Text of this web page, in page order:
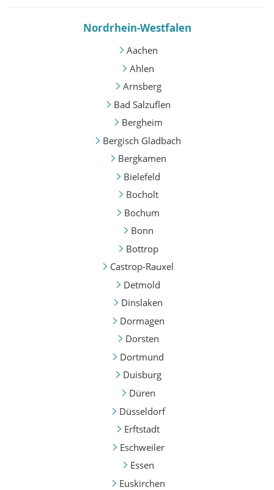
Nordrhein-Westfalen
Aachen
Ahlen
Arnsberg
Bad Salzuflen
Bergheim
Bergisch Gladbach
Bergkamen
Bielefeld
Bocholt
Bochum
Bonn
Bottrop
Castrop-Rauxel
Detmold
Dinslaken
Dormagen
Dorsten
Dortmund
Duisburg
Düren
Düsseldorf
Erftstadt
Eschweiler
Essen
Euskirchen